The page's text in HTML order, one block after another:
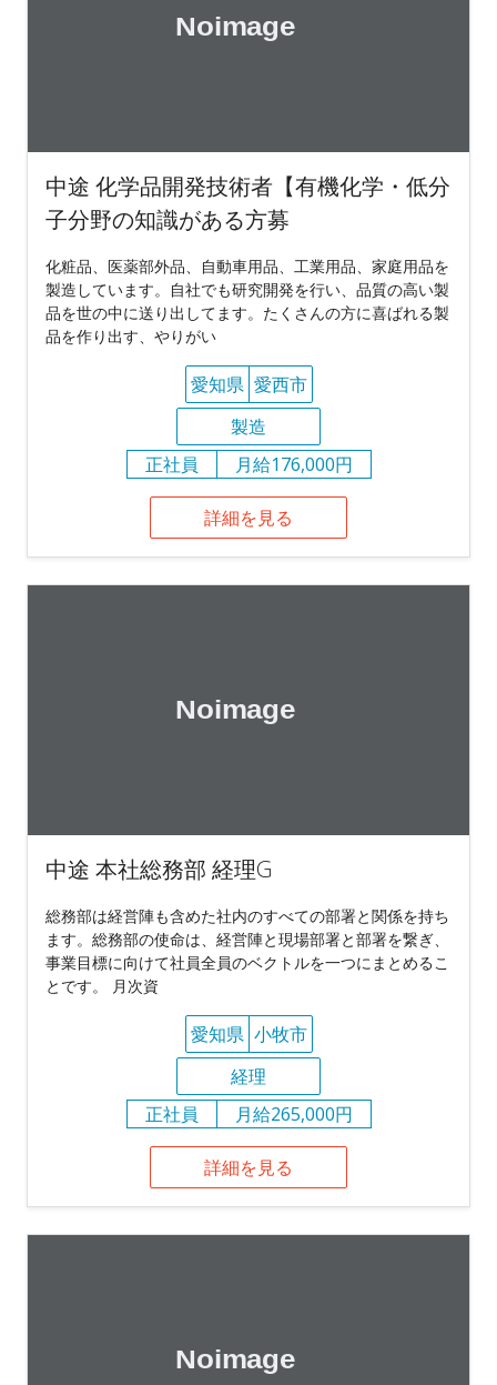
中途 化学品開発技術者【有機化学・低分
子分野の知識がある方募
化粧品、医薬部外品、自動車用品、工業用品、家庭用品を
製造しています。自社でも研究開発を行い、品質の高い製
品を世の中に送り出してます。たくさんの方に喜ばれる製
品を作り出す、やりがい
愛知県 愛西市
製造
正社員
月給176,000円
詳細を見る
中途 本社総務部 経理G
総務部は経営陣も含めた社内のすべての部署と関係を持ち
ます。総務部の使命は、経営陣と現場部署と部署を繋ぎ、
事業目標に向けて社員全員のベクトルを一つにまとめるこ
とです。 月次資
愛知県 小牧市
経理
正社員
月給265,000円
詳細を見る